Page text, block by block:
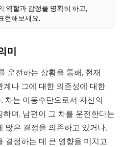
역할과 감정을 명확히 하고,
현해보세요.
미
운전하는 상황을 통해, 현재
나 그에 대한 의존성에 대한
차는 이동수단으로서 자신의
며, 남편이 그 차를 운전한다는
많은 결정을 의존하고 있거나,
결정하는 데 큰 영향을 미치고